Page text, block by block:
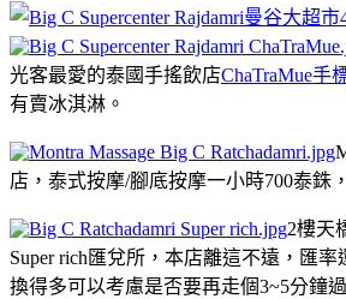
光客最愛的泰國手搖飲店ChaTraMue手
有賣冰淇淋。
店，泰式按摩/腳底按摩一小時700泰銖
2樓天
Super rich匯兌所，本店離這不遠，匯
換得多可以考慮是否要再走個3~5分鐘過